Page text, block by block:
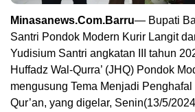
Minasanews.Com.Barru— Bupati
Santri Pondok Modern Kurir Langit
Yudisium Santri angkatan III tahun
Huffadz Wal-Qurra’ (JHQ) Pondok
mengusung Tema Menjadi Penghafal
Qur’an, yang digelar, Senin(13/5/